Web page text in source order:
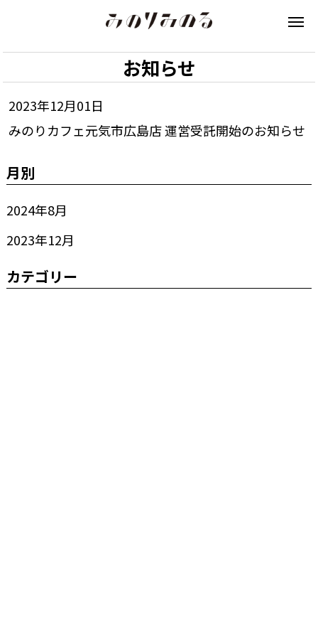
お知らせ
2023年12月01日
みのりカフェ元気市広島店 運営受託開始のお知らせ
月別
2024年8月
2023年12月
カテゴリー